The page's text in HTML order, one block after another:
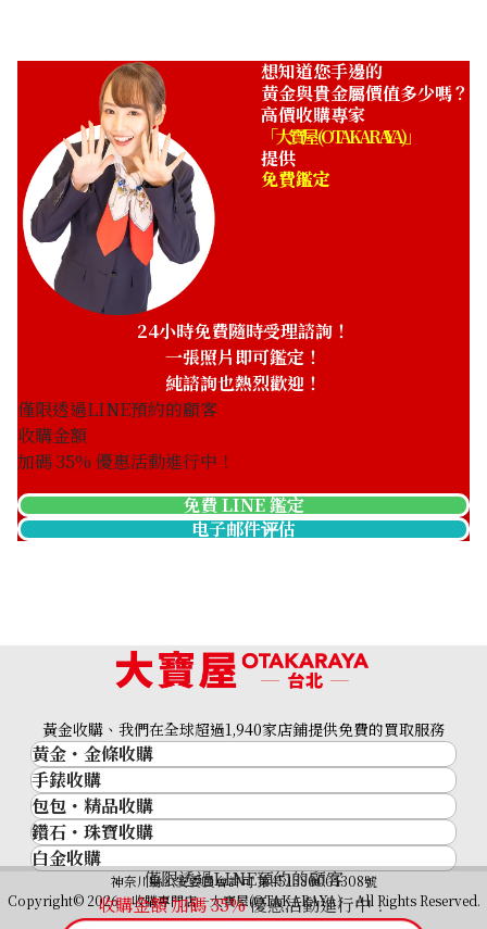
Platinum (Pt900) earrings
想知道您手邊的
黃金與貴金屬價值多少嗎？
高價收購專家
「大寶屋 (OTAKARAYA)」
提供
免費鑑定
24小時免費隨時受理諮詢！
一張照片即可鑑定！
純諮詢也熱烈歡迎！
僅限透過LINE預約的顧客
收購金額
加碼35% 優惠活動進行中！
免費 LINE 鑑定
电子邮件评估
僅限透過LINE預約的顧客
收購金額 加碼35%優惠活動進行中！
黃金收購、我們在全球超過1,940家店鋪提供免費的買取服務
黃金・金條收購
黃金與貴金屬
金的錠
金幣
黃金過去10年
黃金飾品
黃金戒指
手錶收購
名牌手錶
Rolex
Patek Philippe
Audemars Piguet
Vacheron Constantin
包包・精品收購
品牌精品
Cartier
LOUIS VUITTON
Hermès
鑽石・珠寶收購
鑽石･珠寶
祖母綠（翠玉）
白金收購
神奈川縣公安委員會許可 第451380001308號
Copyright© 2026 收購專門店—大寶屋(OTAKARAYA) All Rights Reserved.